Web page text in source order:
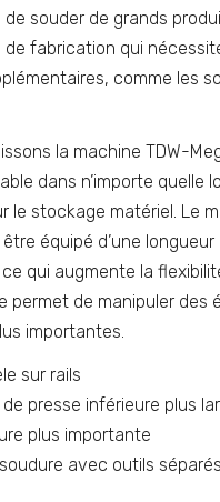
de souder de grands
de fabrication qui
comme les
la machine TDW-
dans n’importe quelle
le stockage matériel. Le
équipé d’une
qui augmente la
permet de manipuler des
importantes.
sur rails
presse inférieure plus
plus importante
avec outils